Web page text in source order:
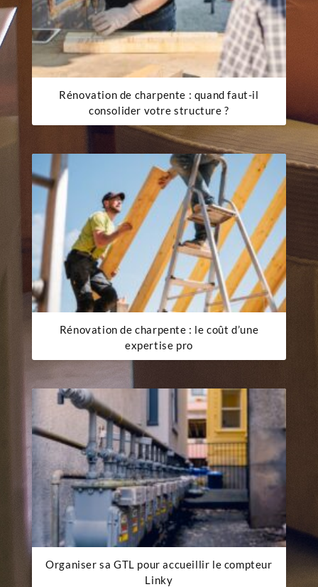
Rénovation de charpente : quand faut-il
consolider votre structure ?
Rénovation de charpente : le coût d’une
expertise pro
Organiser sa GTL pour accueillir le compteur
Linky